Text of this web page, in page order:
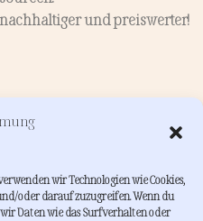
wir Technologien wie Cookies,
oder darauf zuzugreifen. Wenn du
Daten wie das Surfverhalten oder
und preiswerter!